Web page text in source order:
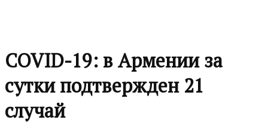
COVID-19: в Армении за
сутки подтвержден 21
случай